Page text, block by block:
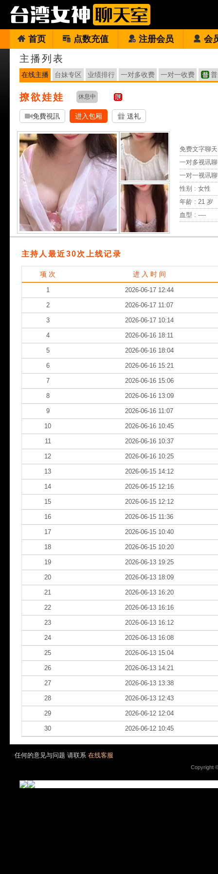
首页 点数充值 注册会员 会
主播列表
在线主播 台妹专区 业绩排行 一对多收费 一对一收费
撩欲娃娃 休息中
免費視訊 进入包厢 送礼
免费文字聊
一对多视讯
一对一视讯
性别 : 女性
年龄 : 21 岁
血型 : ----
主持人最近30次上线记录
项 次 进 入 时 间
1 2026-06-17 12:44
2 2026-06-17 11:07
3 2026-06-17 10:14
4 2026-06-16 18:11
5 2026-06-16 18:04
6 2026-06-16 15:21
7 2026-06-16 15:06
8 2026-06-16 13:09
9 2026-06-16 11:07
10 2026-06-16 10:45
11 2026-06-16 10:37
12 2026-06-16 10:25
13 2026-06-15 14:12
14 2026-06-15 12:16
15 2026-06-15 12:12
16 2026-06-15 11:36
17 2026-06-15 10:40
18 2026-06-15 10:20
19 2026-06-13 19:25
20 2026-06-13 18:09
21 2026-06-13 16:20
22 2026-06-13 16:16
23 2026-06-13 16:12
24 2026-06-13 16:08
25 2026-06-13 15:04
26 2026-06-13 14:21
27 2026-06-13 13:38
28 2026-06-13 12:43
29 2026-06-12 12:04
30 2026-06-12 10:45
任何的意见与问题 请联系 在线客服
Copyright